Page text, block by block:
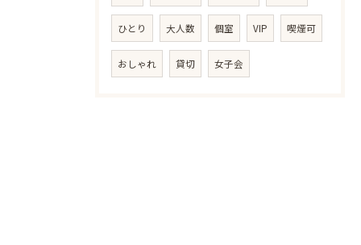
ひとり 大人数 個室 VIP 喫煙可
おしゃれ 貸切 女子会